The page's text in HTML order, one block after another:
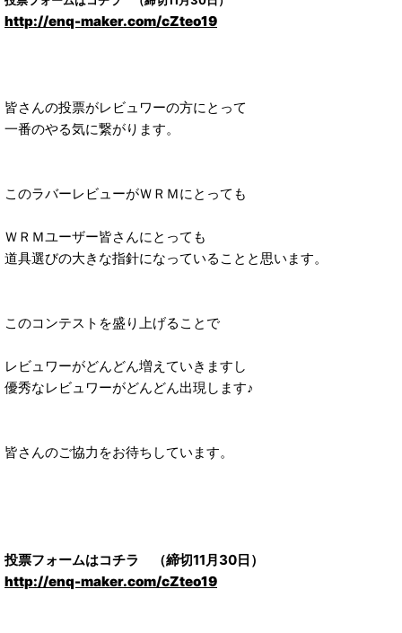
http://enq-maker.com/cZteo19
皆さんの投票がレビュワーの方にとって
一番のやる気に繋がります。
このラバーレビューがＷＲＭにとっても
ＷＲＭユーザー皆さんにとっても
道具選びの大きな指針になっていることと思います。
このコンテストを盛り上げることで
レビュワーがどんどん増えていきますし
優秀なレビュワーがどんどん出現します♪
皆さんのご協力をお待ちしています。
投票フォームはコチラ （締切11月30日）
http://enq-maker.com/cZteo19